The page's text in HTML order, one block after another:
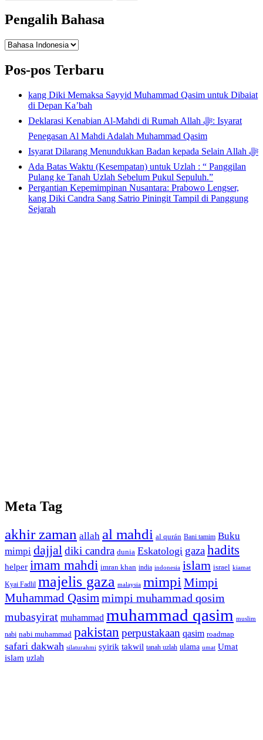
untuk:
Pengalih Bahasa
Pengalih
Pos-pos Terbaru
kang Diki Memaksa Sayyid Muhammad Qasim untuk Dibaiat
di Depan Ka’bah
Deklarasi Kenabian Al-Mahdi di Rumah Allah ﷻ: Isyarat
Penegasan Al Mahdi Adalah Muhammad Qasim
Isyarat Dilarang Menundukkan Badan kepada Selain Allah ﷻ
Ada Batas Waktu (Kesempatan) untuk Uzlah : “ Panggilan
Pulang ke Tanah Uzlah Sebelum Pukul Sepuluh.”
Pergantian Kepemimpinan Nusantara: Prabowo Lengser,
kang Diki Candra Sang Satrio Piningit Tampil di Panggung
Sejarah
Meta Tag
akhir zaman allah al mahdi al qurán Bani tamim Buku
mimpi dajjal diki candra dunia Eskatologi gazahadits
helper imam mahdi imran khan india indonesia islam israel kiamat
Kyai Fadlil majelis gaza malaysia mimpi Mimpi
Muhammad Qasim mimpi muhammad qosim
mubasyirat muhammad muhammad qasim muslim
nabi nabi muhammad pakistan perpustakaan qasim roadmap
safari dakwah silaturahmi syirik takwil tanah uzlah ulama umat Umat
islam uzlah